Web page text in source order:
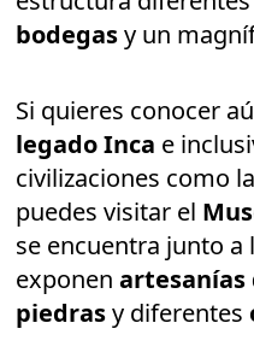
bodegasy un
Si quieres conocer
legado Inca e
civilizaciones como la
puedes visitar el
se encuentra junto a
exponenartesanías
piedrasy diferentes